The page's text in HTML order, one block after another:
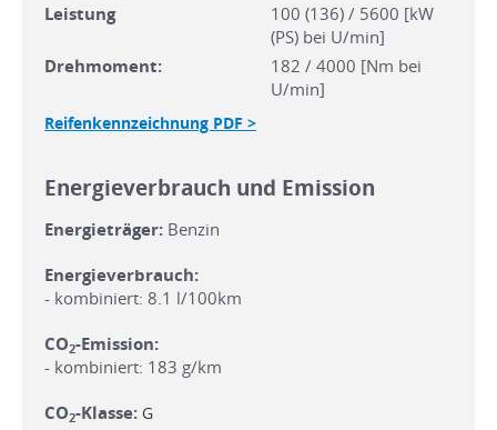
Leistung
100 (136) / 5600 [kW
(PS) bei U/min]
Drehmoment:
182 / 4000 [Nm bei
U/min]
Reifenkennzeichnung PDF >
Energieverbrauch und Emission
Energieträger: Benzin
Energieverbrauch:
- kombiniert: 8.1 l/100km
CO2-Emission:
- kombiniert: 183 g/km
CO2-Klasse: G